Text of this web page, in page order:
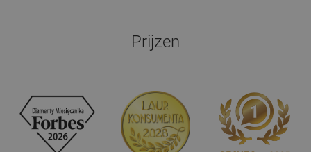
Prijzen